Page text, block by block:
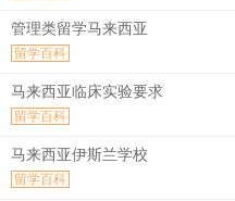
管理类留学马来西亚
留学百科
马来西亚临床实验要求
留学百科
马来西亚伊斯兰学校
留学百科